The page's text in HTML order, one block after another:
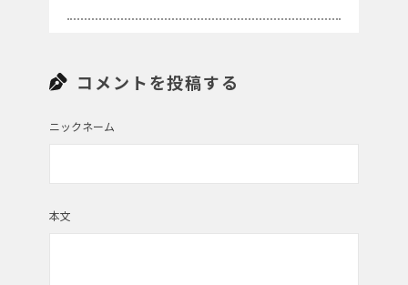
じゃがいもの白いお花、可憐で可愛いですね。北海
投稿者 | しぐれ鬼
炎天下で大変そうですね。
コメントを投稿する
ニックネーム
本文